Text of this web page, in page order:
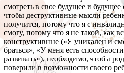
смотреть в свое будущее и будущее
чтобы деструктивные мысли
получится, потому что я с
смогу, потому что я не такой, как
конструктивные («Я уникален и
браться», «У меня есть
развивать»), необходимо, чтобы
поверили в возможности своего